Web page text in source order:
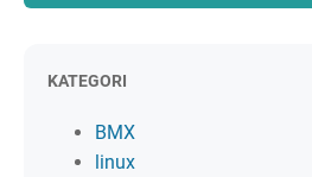
KATEGORI
BMX
linux